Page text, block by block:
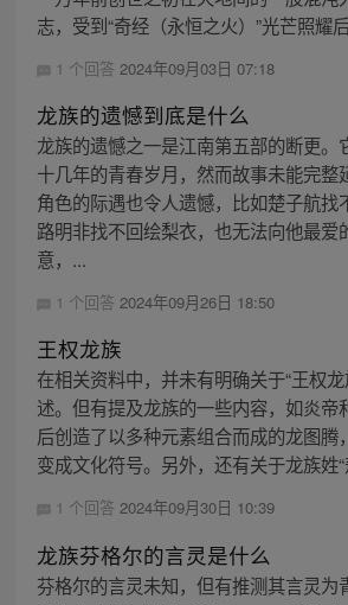
志，受到“奇经（永恒之火）”光芒照耀
1 个回答 2024年09月03日 07:18
龙族的遗憾到底是什么
龙族的遗憾之一是江南第五部的断更。
十几年的青春岁月，然而故事未能完整
角色的际遇也令人遗憾，比如楚子航找
路明非找不回绘梨衣，也无法向他最爱
意，...
1 个回答 2024年09月26日 18:50
王权龙族
在相关资料中，并未有明确关于“王权
述。但有提及龙族的一些内容，如炎帝
后创造了以多种元素组合而成的龙图腾
变成文化符号。另外，还有关于龙族姓
1 个回答 2024年09月30日 10:39
龙族芬格尔的言灵是什么
芬格尔的言灵未知，但有推测其言灵为